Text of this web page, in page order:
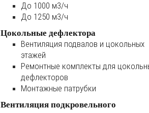
До 1000 м3/ч
До 1250 м3/ч
Цокольные дефлектора
Вентиляция подвалов и цокольных
этажей
Ремонтные комплекты для
дефлекторов
Монтажные патрубки
Вентиляция подкровельного